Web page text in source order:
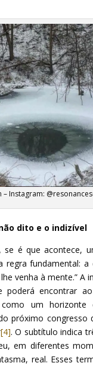
– Instagram:
dito e o indizível
se é que acontece,
regra fundamental: a
venha à mente.” A
poderá encontrar
um horizonte
próximo congresso
[4]. O subtítulo indica
em diferentes
real. Esses